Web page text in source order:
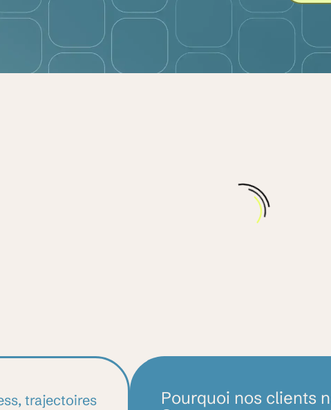
trajectoires
Pourquoi nos clients